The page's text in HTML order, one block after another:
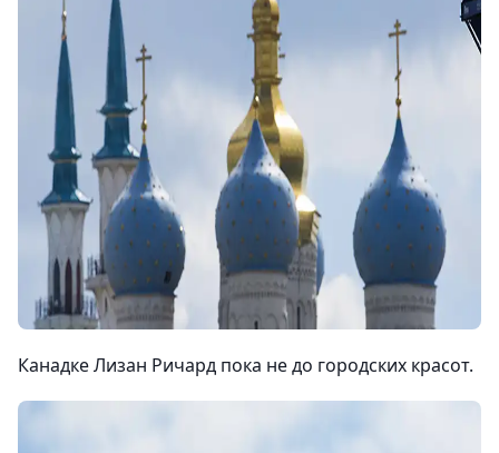
Канадке Лизан Ричард пока не до городских красот.